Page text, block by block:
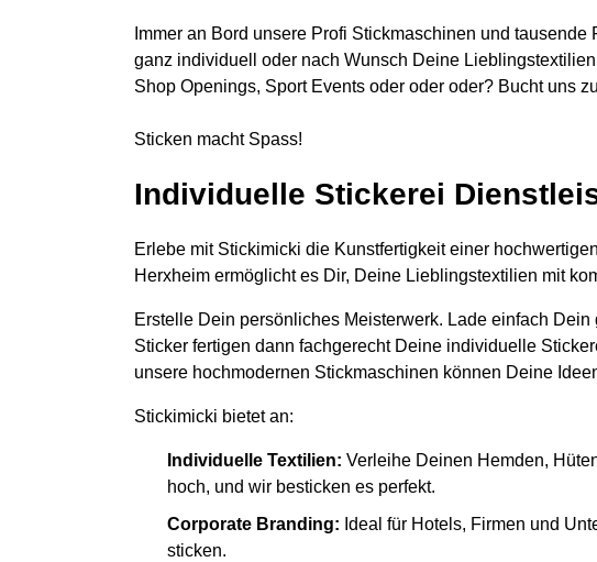
Immer an Bord unsere Profi Stickmaschinen und
ganz individuell oder nach Wunsch Deine
Shop Openings, Sport Events oder oder oder? Bucht uns
Sticken macht Spass!
Individuelle Stickerei
Erlebe mit Stickimicki die Kunstfertigkeit einer
Herxheim ermöglicht es Dir, Deine Lieblingstextilien mit
Erstelle Dein persönliches Meisterwerk. Lade einfach
Sticker fertigen dann fachgerecht Deine individuelle
unsere hochmodernen Stickmaschinen können Deine
Stickimicki bietet an:
Individuelle Textilien: Verleihe Deinen Hemden,
hoch, und wir besticken es perfekt.
Corporate Branding: Ideal für Hotels, Firmen und
sticken.